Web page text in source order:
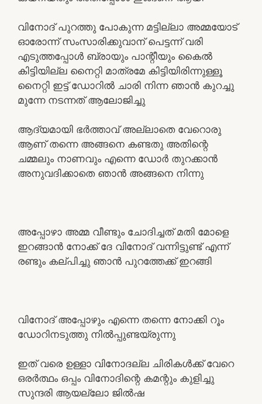
വിനോദ് പുറത്തു പോകുന്ന മട്ടില്ലാ അമ്മയോട്
ഓരോന്ന് സംസാരിക്കുവാന് പെട്ടന്ന് വരി
എടുത്തപ്പോൾ ബ്രായും പാന്റീയും കൈൽ
കിട്ടിയില്ല നൈറ്റി മാത്രമേ കിട്ടിയിരിന്നുള്ളൂ
നൈറ്റി ഇട്ട് ഡോറിൽ ചാരി നിന്ന ഞാൻ കുറച്ചു
മുന്നേ നടന്നത് ആലോജിച്ചു
ആദ്യമായി ഭർത്താവ് അല്ലാതെ വേറൊരു
ആണ് തന്നെ അങ്ങനെ കണ്ടതു അതിന്റെ
ചമ്മലും നാണവും എന്നെ ഡോർ തുറക്കാൻ
അനുവദിക്കാതെ ഞാൻ അങ്ങനെ നിന്നു
അപ്പോഴാ അമ്മ വീണ്ടും ചോദിച്ചത് മതി മോളെ
ഇറങ്ങാൻ നോക്ക് ദേ വിനോദ് വന്നിട്ടുണ്ട് എന്ന്
രണ്ടും കല്പിച്ചു ഞാൻ പുറത്തേക്ക് ഇറങ്ങി
വിനോദ് അപ്പോഴും എന്നെ തന്നെ നോക്കി റൂം
ഡോറിനടുത്തു നിൽപ്പുണ്ടയ്രുന്നു
ഇത് വരെ ഉള്ളാ വിനോദല്ല ചിരികൾക്ക് വേറെ
ഒരർത്ഥം ഒപ്പം വിനോദിന്റെ കമന്റും കുളിച്ചു
സുന്ദരി ആയല്ലോ ജിൽഷ